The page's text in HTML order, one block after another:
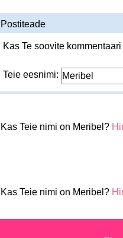
Postiteade
Kas Te soovite
Teie eesnimi:
Kas Teie nimi on Meribel?
Kas Teie nimi on Meribel?